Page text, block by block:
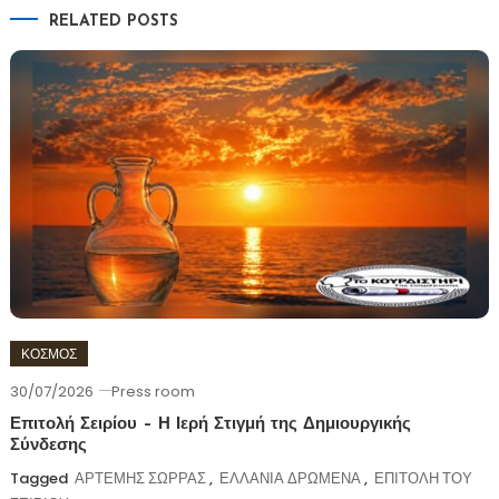
RELATED POSTS
ΚΟΣΜΟΣ
30/07/2026 Press room
Επιτολή Σειρίου – Η Ιερή Στιγμή της Δημιουργικής
Σύνδεσης
Tagged ΑΡΤΕΜΗΣ ΣΩΡΡΑΣ, ΕΛΛΑΝΙΑ ΔΡΩΜΕΝΑ, ΕΠΙΤΟΛΗ ΤΟΥ